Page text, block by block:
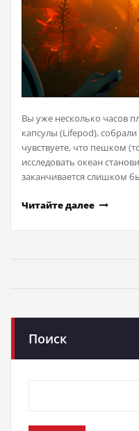
Вы уже несколько часов
капсулы (Lifepod),
чувствуете, что пешком
исследовать океан
заканчивается слишком
Читайте далее
Поиск